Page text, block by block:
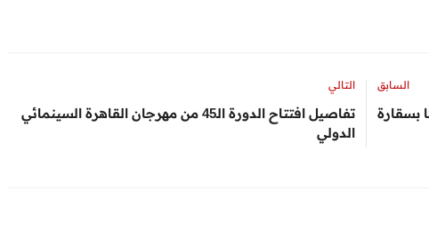
السابق
بسقارة
التالي
تفاصيل افتتاح الدورة الـ45 من مهرجان القاهرة السينمائي
الدولي